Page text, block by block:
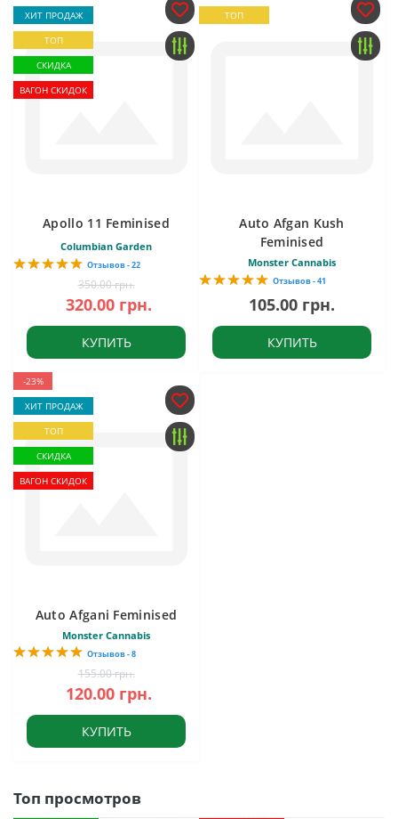
ХИТ ПРОДАЖ
ТОП
СКИДКА
ВАГОН СКИДОК
Apollo 11 Feminised
Columbian Garden
Отзывов - 22
350.00 грн.
320.00 грн.
КУПИТЬ
ТОП
Auto Afgan Kush
Feminised
Monster Cannabis
Отзывов - 41
105.00 грн.
КУПИТЬ
-23%
ХИТ ПРОДАЖ
ТОП
СКИДКА
ВАГОН СКИДОК
Auto Afgani Feminised
Monster Cannabis
Отзывов - 8
155.00 грн.
120.00 грн.
КУПИТЬ
Топ просмотров